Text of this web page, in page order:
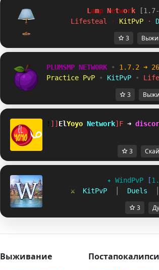
L amp Network
Lifesteal
· KitPvP ·
3
PLUMSMP NETWORK • 1.7.2 ➜
Practice PvP
• KitPvP •
3
! EH ElYoyo NetworkLE ➜
3
✦ WindPvP [
⚔ KitPvP Duels
3
Выживание